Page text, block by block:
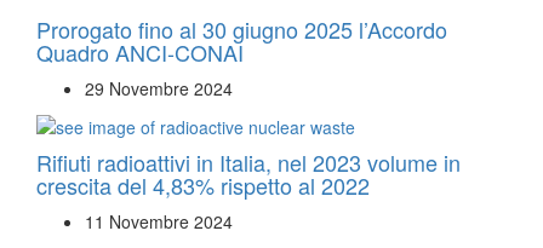
Prorogato fino al 30 giugno 2025 l’Accordo
Quadro ANCI-CONAI
29 Novembre 2024
Rifiuti radioattivi in Italia, nel 2023 volume in
crescita del 4,83% rispetto al 2022
11 Novembre 2024